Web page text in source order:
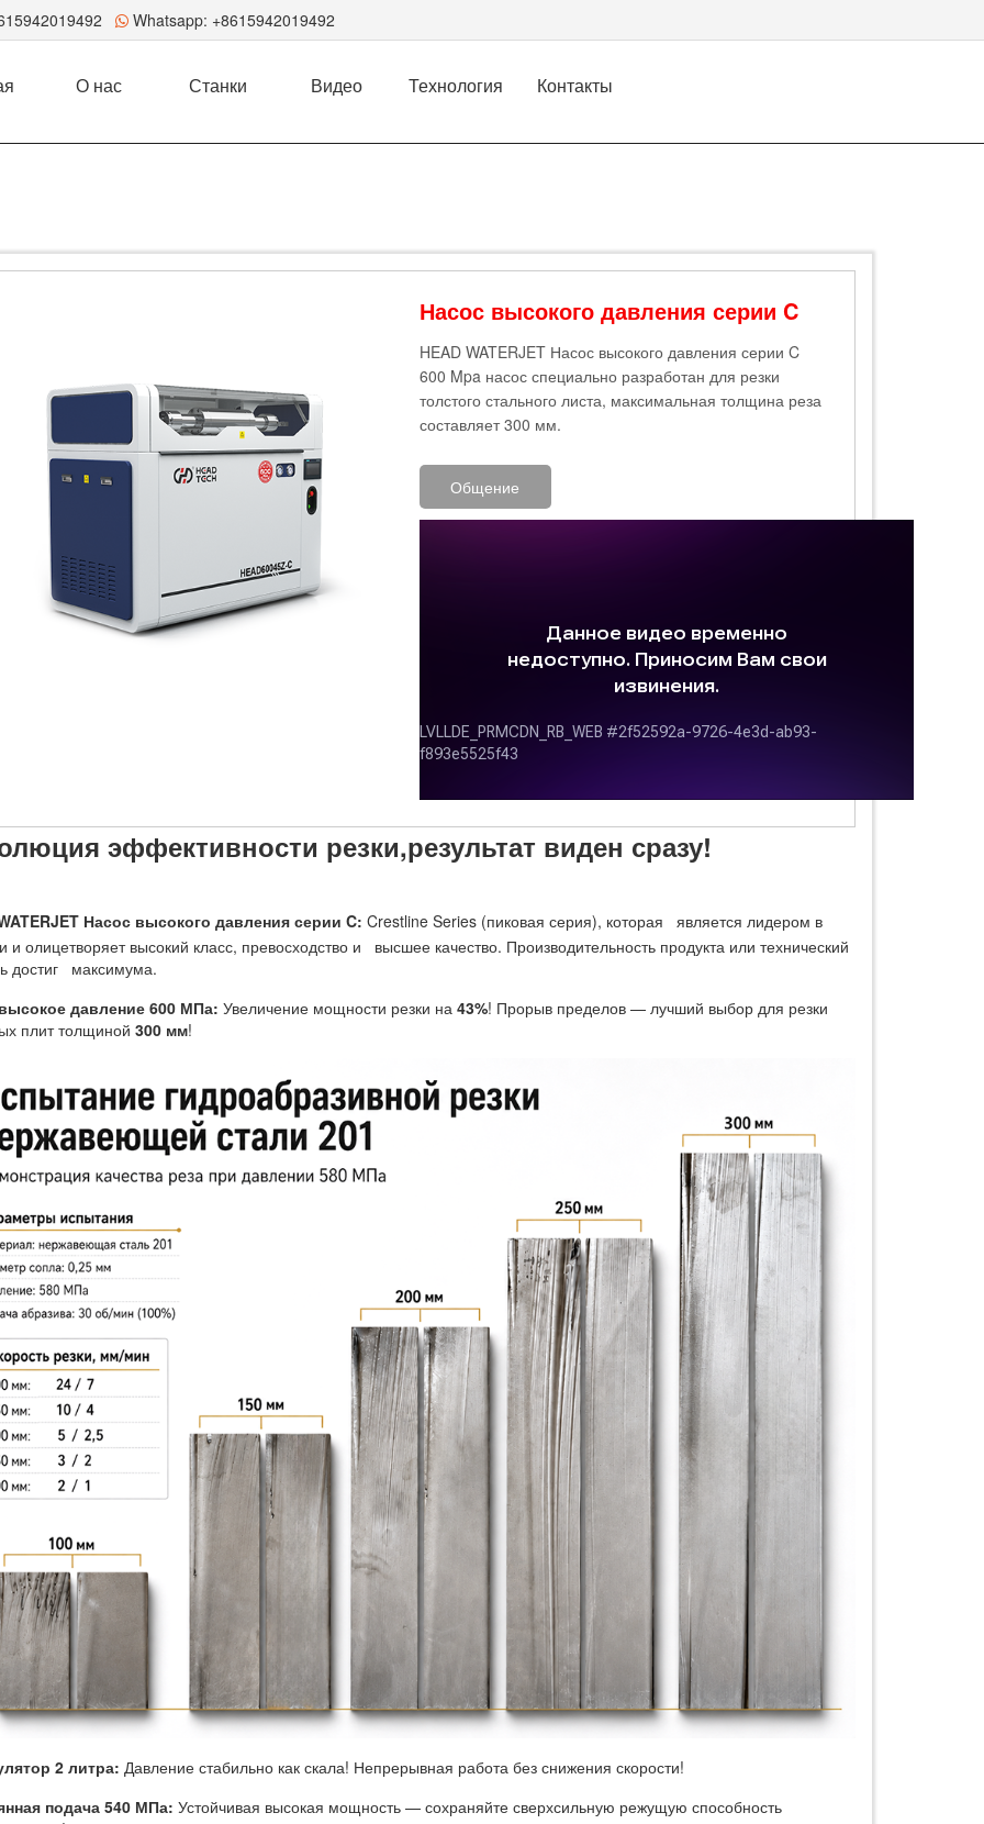
Whatsapp: +8615942019492
О нас Станки Видео Технология Контакты
‌Насос высокого давления серии C
HEAD WATERJET ‌Насос высокого давления серии C
600 Mpa насос специально разработан для резки
толстого стального листа, максимальная толщина реза
составляет 300 мм.
Общение
эффективности резки,результат виден сразу!
Насос высокого давления серии C: Crestline Series (пиковая серия), которая является лидером в
и олицетворяет высокий класс, превосходство и высшее качество. Производительность продукта или технический
достиг максимума.
давление 600 МПа: Увеличение мощности резки на 43%! Прорыв пределов — лучший выбор для резки
плит толщиной 300 мм!
2 литра: Давление стабильно как скала! Непрерывная работа без снижения скорости!
подача 540 МПа: Устойчивая высокая мощность — сохраняйте сверхсильную режущую способность